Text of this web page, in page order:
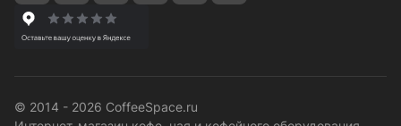
© 2014 - 2026 CoffeeSpace.ru